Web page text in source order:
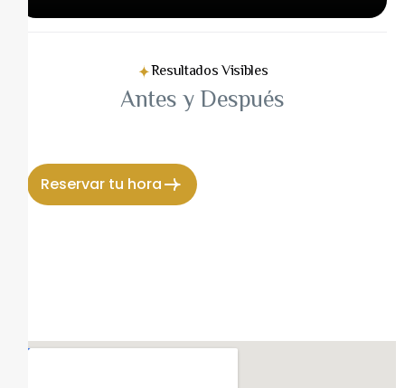
Resultados Visibles
Antes y Después
Reservar tu hora